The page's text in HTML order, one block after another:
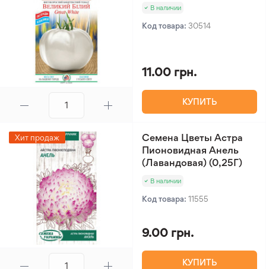
В наличии
Код товара: 30514
11.00 грн.
КУПИТЬ
Хит продаж
Семена Цветы Астра
Пионовидная Анель
(Лавандовая) (0,25Г)
В наличии
Код товара: 11555
9.00 грн.
КУПИТЬ